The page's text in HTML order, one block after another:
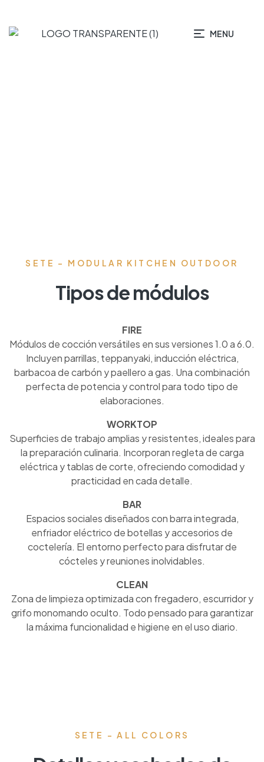
MENU
SETE - MODULAR KITCHEN OUTDOOR
Tipos de módulos
FIRE
Módulos de cocción versátiles en sus versiones 1.0 a 6.0.
Incluyen parrillas, teppanyaki, inducción eléctrica,
barbacoa de carbón y paellero a gas. Una combinación
perfecta de potencia y control para todo tipo de
elaboraciones.
WORKTOP
Superficies de trabajo amplias y resistentes, ideales para
la preparación culinaria. Incorporan regleta de carga
eléctrica y tablas de corte, ofreciendo comodidad y
practicidad en cada detalle.
BAR
Espacios sociales diseñados con barra integrada,
enfriador eléctrico de botellas y accesorios de
coctelería. El entorno perfecto para disfrutar de
cócteles y reuniones inolvidables.
CLEAN
Zona de limpieza optimizada con fregadero, escurridor y
grifo monomando oculto. Todo pensado para garantizar
la máxima funcionalidad e higiene en el uso diario.
SETE - ALL COLORS